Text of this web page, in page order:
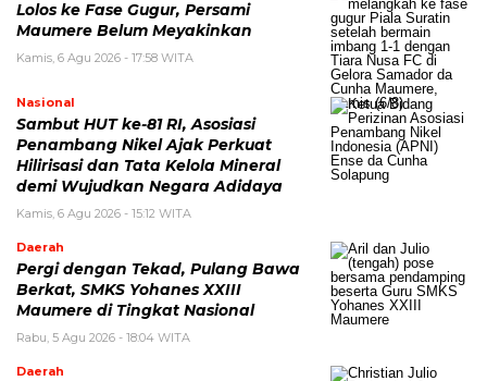
Lolos ke Fase Gugur, Persami
Maumere Belum Meyakinkan
Kamis, 6 Agu 2026 - 17:58 WITA
Nasional
Sambut HUT ke-81 RI, Asosiasi
Penambang Nikel Ajak Perkuat
Hilirisasi dan Tata Kelola Mineral
demi Wujudkan Negara Adidaya
Kamis, 6 Agu 2026 - 15:12 WITA
Daerah
Pergi dengan Tekad, Pulang Bawa
Berkat, SMKS Yohanes XXIII
Maumere di Tingkat Nasional
Rabu, 5 Agu 2026 - 18:04 WITA
Daerah